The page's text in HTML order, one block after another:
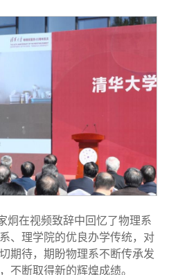
炯在视频致辞中回忆了物理系
、理学院的优良办学传统，对
期待，期盼物理系不断传承发
不断取得新的辉煌成绩。